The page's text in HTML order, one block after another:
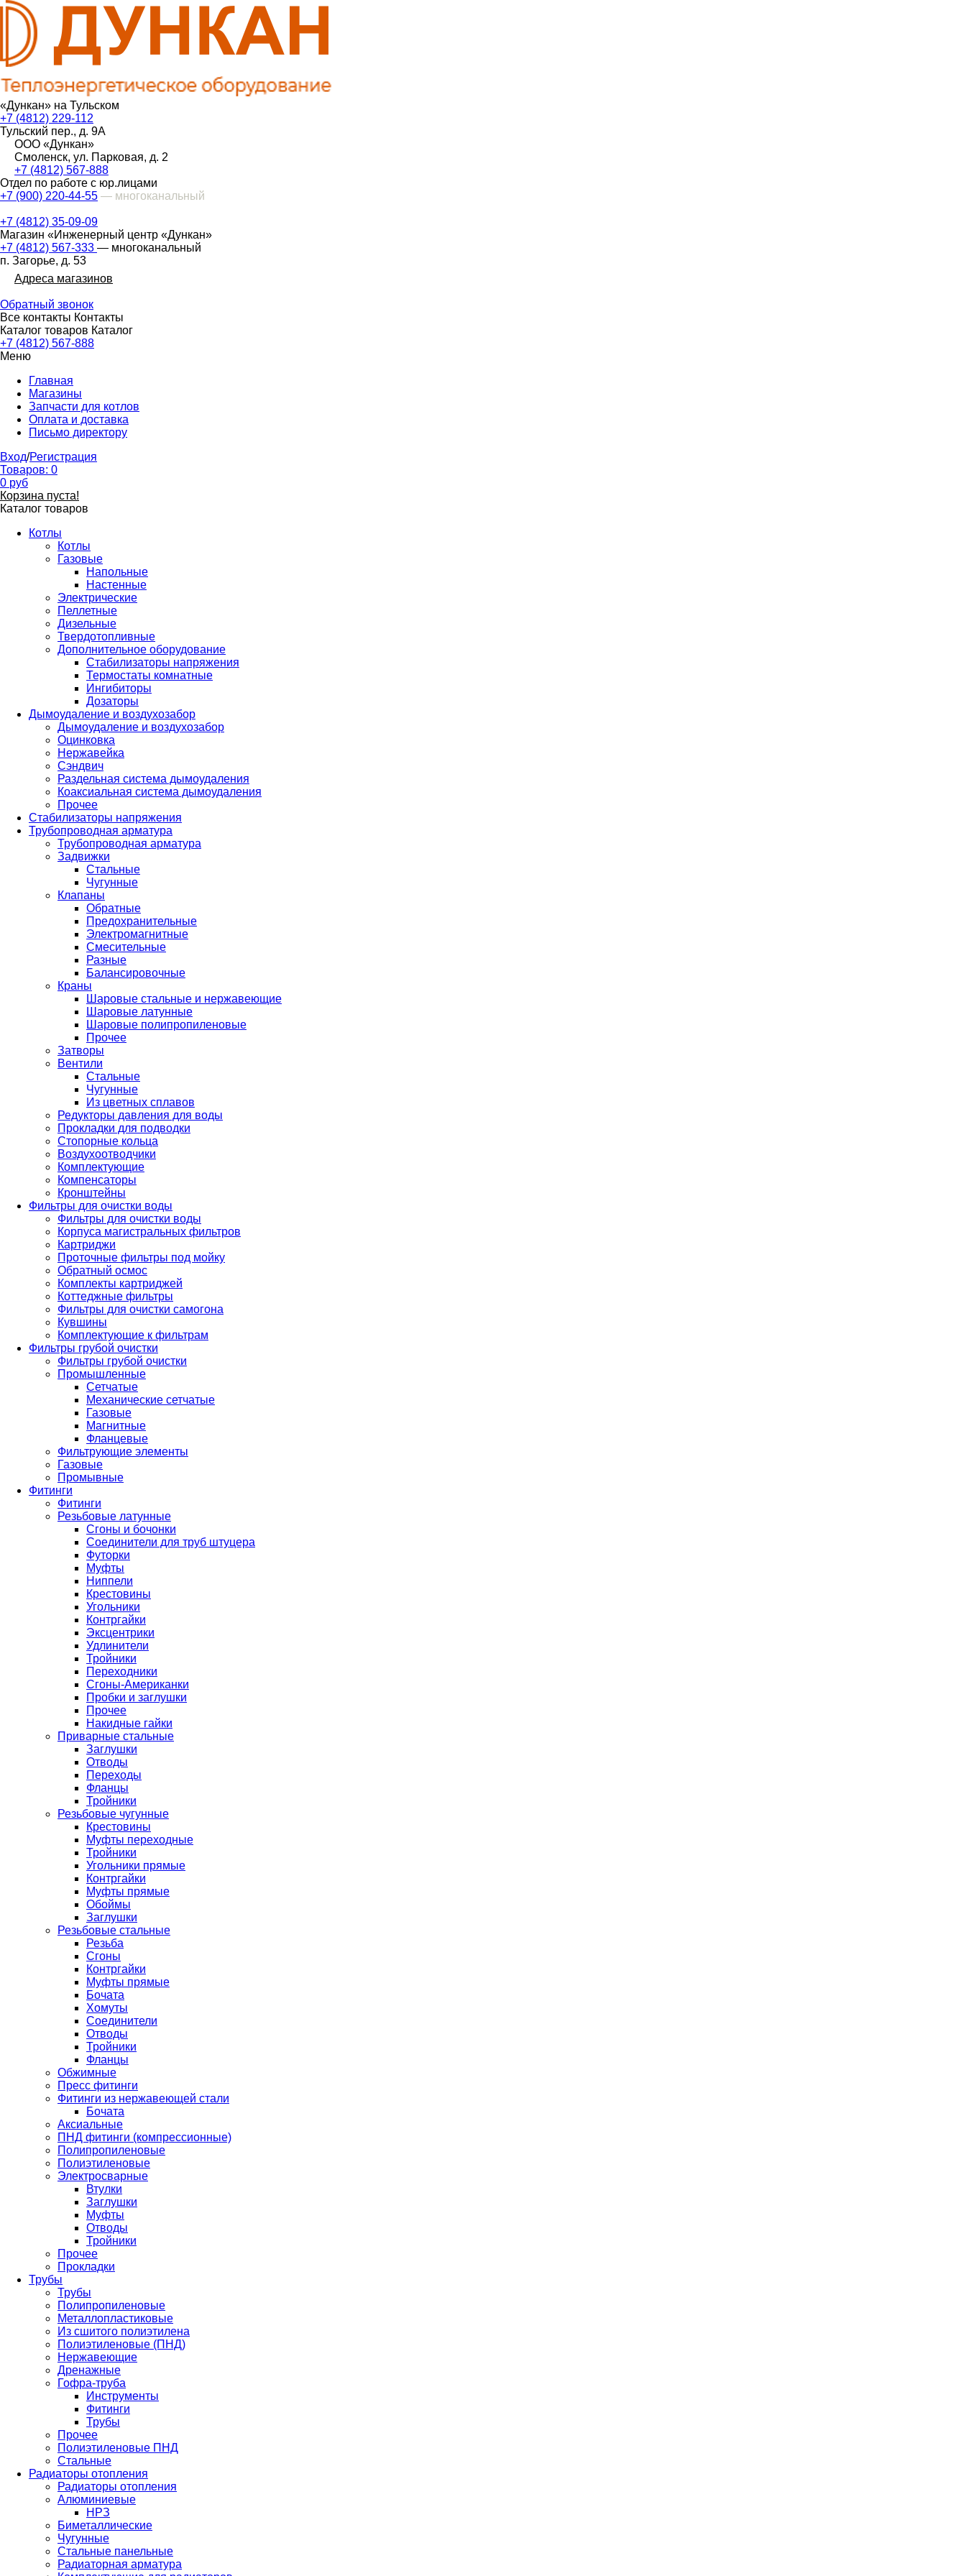
«Дункан» на Тульском
+7 (4812) 229-112
Тульский пер., д. 9А
ООО «Дункан»
Смоленск, ул. Парковая, д. 2
+7 (4812) 567-888
Отдел по работе с юр.лицами
+7 (900) 220-44-55 — многоканальный
+7 (4812) 35-09-09
Магазин «Инженерный центр «Дункан»
+7 (4812) 567-333 — многоканальный
п. Загорье, д. 53
Адреса магазинов
Обратный звонок
Все контакты Контакты
Каталог товаров Каталог
+7 (4812) 567-888
Меню
Главная
Магазины
Запчасти для котлов
Оплата и доставка
Письмо директору
Вход/Регистрация
Товаров: 0
0 руб
Корзина пуста!
Каталог товаров
Котлы
Котлы
Газовые
Напольные
Настенные
Электрические
Пеллетные
Дизельные
Твердотопливные
Дополнительное оборудование
Стабилизаторы напряжения
Термостаты комнатные
Ингибиторы
Дозаторы
Дымоудаление и воздухозабор
Дымоудаление и воздухозабор
Оцинковка
Нержавейка
Сэндвич
Раздельная система дымоудаления
Коаксиальная система дымоудаления
Прочее
Стабилизаторы напряжения
Трубопроводная арматура
Трубопроводная арматура
Задвижки
Стальные
Чугунные
Клапаны
Обратные
Предохранительные
Электромагнитные
Смесительные
Разные
Балансировочные
Краны
Шаровые стальные и нержавеющие
Шаровые латунные
Шаровые полипропиленовые
Прочее
Затворы
Вентили
Стальные
Чугунные
Из цветных сплавов
Редукторы давления для воды
Прокладки для подводки
Стопорные кольца
Воздухоотводчики
Комплектующие
Компенсаторы
Кронштейны
Фильтры для очистки воды
Фильтры для очистки воды
Корпуса магистральных фильтров
Картриджи
Проточные фильтры под мойку
Обратный осмос
Комплекты картриджей
Коттеджные фильтры
Фильтры для очистки самогона
Кувшины
Комплектующие к фильтрам
Фильтры грубой очистки
Фильтры грубой очистки
Промышленные
Сетчатые
Механические сетчатые
Газовые
Магнитные
Фланцевые
Фильтрующие элементы
Газовые
Промывные
Фитинги
Фитинги
Резьбовые латунные
Сгоны и бочонки
Соединители для труб штуцера
Футорки
Муфты
Ниппели
Крестовины
Угольники
Контргайки
Эксцентрики
Удлинители
Тройники
Переходники
Сгоны-Американки
Пробки и заглушки
Прочее
Накидные гайки
Приварные стальные
Заглушки
Отводы
Переходы
Фланцы
Тройники
Резьбовые чугунные
Крестовины
Муфты переходные
Тройники
Угольники прямые
Контргайки
Муфты прямые
Обоймы
Заглушки
Резьбовые стальные
Резьба
Сгоны
Контргайки
Муфты прямые
Бочата
Хомуты
Соединители
Отводы
Тройники
Фланцы
Обжимные
Пресс фитинги
Фитинги из нержавеющей стали
Бочата
Аксиальные
ПНД фитинги (компрессионные)
Полипропиленовые
Полиэтиленовые
Электросварные
Втулки
Заглушки
Муфты
Отводы
Тройники
Прочее
Прокладки
Трубы
Трубы
Полипропиленовые
Металлопластиковые
Из сшитого полиэтилена
Полиэтиленовые (ПНД)
Нержавеющие
Дренажные
Гофра-труба
Инструменты
Фитинги
Трубы
Прочее
Полиэтиленовые ПНД
Стальные
Радиаторы отопления
Радиаторы отопления
Алюминиевые
НРЗ
Биметаллические
Чугунные
Стальные панельные
Радиаторная арматура